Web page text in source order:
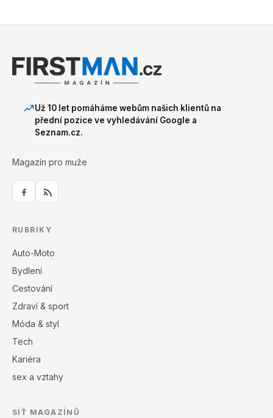
Už 10 let pomáháme webům našich klientů na
přední pozice ve vyhledávání Google a
Seznam.cz.
Magazín pro muže
RUBRIKY
Auto-Moto
Bydlení
Cestování
Zdraví & sport
Móda & styl
Tech
Kariéra
sex a vztahy
SÍŤ MAGAZÍNŮ